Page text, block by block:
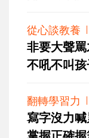
從心談教養
非要大聲
不吼不叫
翻轉學習力
寫字沒力